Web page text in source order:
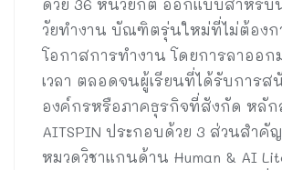
วัยทำงาน บัณฑิตรุ่นใหม่ที่ไม่ต้องก
โอกาสการทำงาน โดยการลาออก
เวลา ตลอดจนผู้เรียนที่ได้รับการ
องค์กรหรือภาคธุรกิจที่สังกัด หลัก
AITSPIN ประกอบด้วย 3 ส่วนสำคั
หมวดวิชาแกนด้าน Human & AI